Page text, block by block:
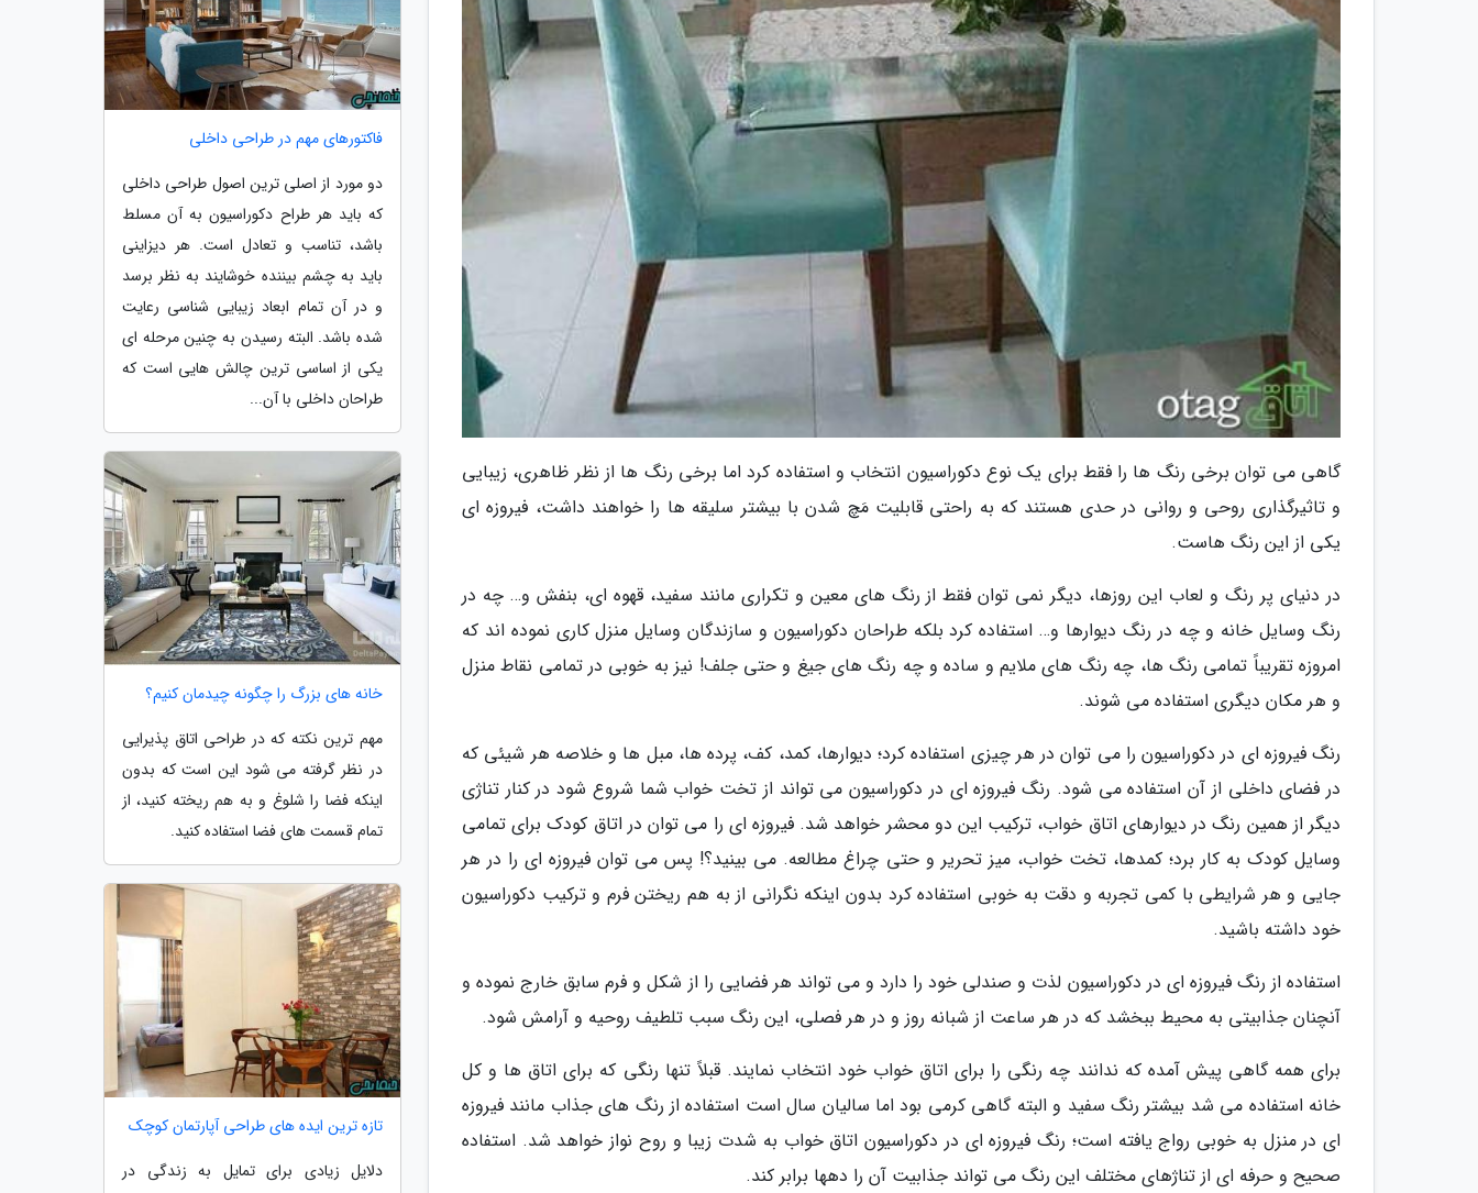
گاهی می توان برخی رنگ ها را فقط برای یک نوع دکوراسیون انتخاب و استفاده کرد اما برخی رنگ ها از نظر ظاهری، زیبایی
و تاثیرگذاری روحی و روانی در حدی هستند که به راحتی قابلیت مَچ شدن با بیشتر سلیقه ها را خواهند داشت، فیروزه ای
یکی از این رنگ هاست.
در دنیای پر رنگ و لعاب این روزها، دیگر نمی توان فقط از رنگ های معین و تکراری مانند سفید، قهوه ای، بنفش و… چه در
رنگ وسایل خانه و چه در رنگ دیوارها و… استفاده کرد بلکه طراحان دکوراسیون و سازندگان وسایل منزل کاری نموده اند که
امروزه تقریباً تمامی رنگ ها، چه رنگ های ملایم و ساده و چه رنگ های جیغ و حتی جلف! نیز به خوبی در تمامی نقاط منزل
و هر مکان دیگری استفاده می شوند.
رنگ فیروزه ای در دکوراسیون را می توان در هر چیزی استفاده کرد؛ دیوارها، کمد، کف، پرده ها، مبل ها و خلاصه هر شیئی که
در فضای داخلی از آن استفاده می شود. رنگ فیروزه ای در دکوراسیون می تواند از تخت خواب شما شروع شود در کنار تناژی
دیگر از همین رنگ در دیوارهای اتاق خواب، ترکیب این دو محشر خواهد شد. فیروزه ای را می توان در اتاق کودک برای تمامی
وسایل کودک به کار برد؛ کمدها، تخت خواب، میز تحریر و حتی چراغ مطالعه. می بینید؟! پس می توان فیروزه ای را در هر
جایی و هر شرایطی با کمی تجربه و دقت به خوبی استفاده کرد بدون اینکه نگرانی از به هم ریختن فرم و ترکیب دکوراسیون
خود داشته باشید.
استفاده از رنگ فیروزه ای در دکوراسیون لذت و صندلی خود را دارد و می تواند هر فضایی را از شکل و فرم سابق خارج نموده و
آنچنان جذابیتی به محیط ببخشد که در هر ساعت از شبانه روز و در هر فصلی، این رنگ سبب تلطیف روحیه و آرامش شود.
برای همه گاهی پیش آمده که ندانند چه رنگی را برای اتاق خواب خود انتخاب نمایند. قبلاً تنها رنگی که برای اتاق ها و کل
خانه استفاده می شد بیشتر رنگ سفید و البته گاهی کرمی بود اما سالیان سال است استفاده از رنگ های جذاب مانند فیروزه
ای در منزل به خوبی رواج یافته است؛ رنگ فیروزه ای در دکوراسیون اتاق خواب به شدت زیبا و روح نواز خواهد شد. استفاده
صحیح و حرفه ای از تناژهای مختلف این رنگ می تواند جذابیت آن را دهها برابر کند.
فاکتورهای مهم در طراحی داخلی
دو مورد از اصلی ترین اصول طراحی داخلی
که باید هر طراح دکوراسیون به آن مسلط
باشد، تناسب و تعادل است. هر دیزاینی
باید به چشم بیننده خوشایند به نظر برسد
و در آن تمام ابعاد زیبایی شناسی رعایت
شده باشد. البته رسیدن به چنین مرحله ای
یکی از اساسی ترین چالش هایی است که
طراحان داخلی با آن...
خانه های بزرگ را چگونه چیدمان کنیم؟
مهم ترین نکته که در طراحی اتاق پذیرایی
در نظر گرفته می شود این است که بدون
اینکه فضا را شلوغ و به هم ریخته کنید، از
تمام قسمت های فضا استفاده کنید.
تازه ترین ایده های طراحی آپارتمان کوچک
دلایل زیادی برای تمایل به زندگی در